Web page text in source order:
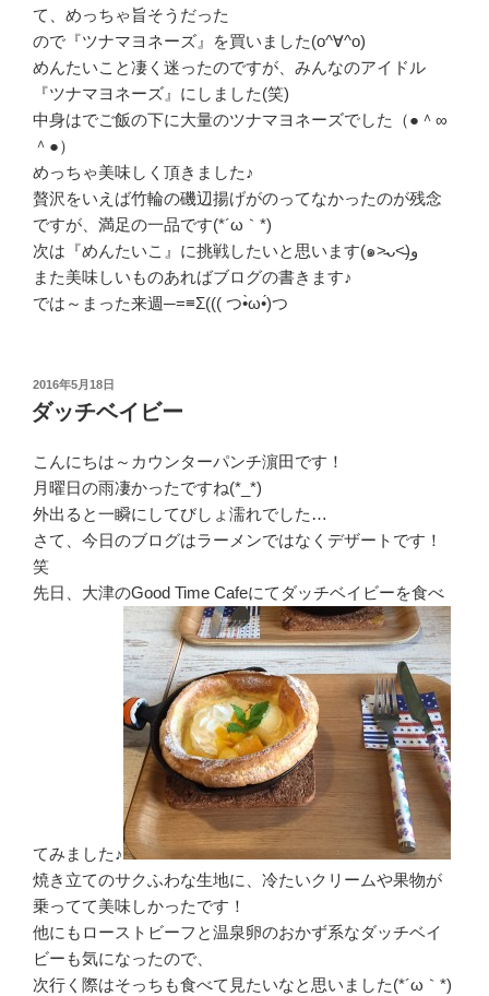
て、めっちゃ旨そうだった
ので『ツナマヨネーズ』を買いました(o^∀^o)
めんたいこと凄く迷ったのですが、みんなのアイドル
『ツナマヨネーズ』にしました(笑)
中身はでご飯の下に大量のツナマヨネーズでした（●＾∞
＾●）
めっちゃ美味しく頂きました♪
贅沢をいえば竹輪の磯辺揚げがのってなかったのが残念
ですが、満足の一品です(*´ω｀*)
次は『めんたいこ』に挑戦したいと思います(๑˃̵ᴗ˂̵)و
また美味しいものあればブログの書きます♪
では～まった来週─=≡Σ((( つ•̀ω•́)つ
投
稿
日:
2016年5月18日
ダッチベイビー
こんにちは～カウンターパンチ濵田です！
月曜日の雨凄かったですね(*_*)
外出ると一瞬にしてびしょ濡れでした…
さて、今日のブログはラーメンではなくデザートです！
笑
先日、大津のGood Time Cafeにてダッチベイビーを食べ
てみました♪
焼き立てのサクふわな生地に、冷たいクリームや果物が
乗ってて美味しかったです！
他にもローストビーフと温泉卵のおかず系なダッチベイ
ビーも気になったので、
次行く際はそっちも食べて見たいなと思いました(*´ω｀*)